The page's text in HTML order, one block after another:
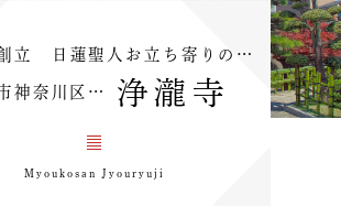
立 日蓮聖人お立ち寄りの…
神奈川区… 浄瀧寺
Myoukosan Jyouryuji